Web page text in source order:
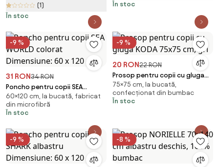
(1)
În stoc
În stoc
-9 %
31 RON34 RON
Poncho pentru copii SEA
WORLD colorat Dimensiune: 60
x 120 cm
60×120 cm, la bucată, fabricat
din microfibră
În stoc
-9 %
20 RON22 RON
Prosop pentru copii cu gluga
KODA 75x75 cm, gri
75×75 cm, la bucată,
confecționat din bumbac
În stoc
-9 % -8 %